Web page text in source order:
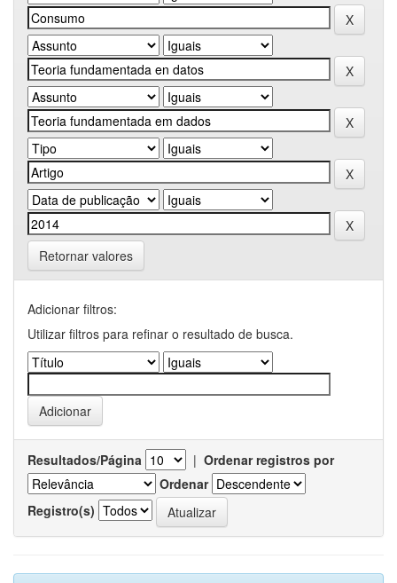
Retornar valores
Adicionar filtros:
Utilizar filtros para refinar o resultado de busca.
Resultados/Página | Ordenar registros por
Ordenar
Registro(s)